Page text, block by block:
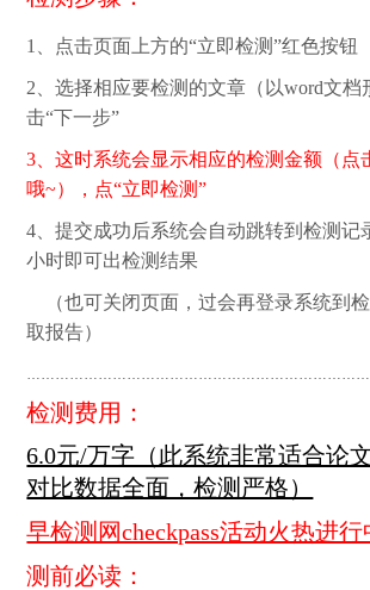
1、点击页面上方的“立即检测”红色按钮
2、选择相应要检测的文章（以word文档
击“下一步”
3、这时系统会显示相应的检测金额（点
哦~），点“立即检测”
4、提交成功后系统会自动跳转到检测记
小时即可出检测结果
（也可关闭页面，过会再登录系统到
取报告）
检测费用：
6.0元/万字（此系统非常适合论
对比数据全面，检测严格）
早检测网checkpass活动火热进行
测前必读：